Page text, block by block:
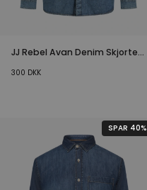
JJ Rebel Avan Denim Skjorte
300 DKK
SPAR 40%